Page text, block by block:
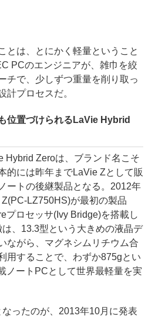
は、とにかく軽量ということ
PCのエンジニアが、雑巾を絞
チで、少しずつ重量を削り取っ
計プロセスだ。
位置づけられるLaVie Hybrid
Zeroは、ブランド名こそ
的には昨年までLaVie Zとして販
ートの後継製品となる。2012年
LZ750HS)が最初の製品
プロセッサ(Ivy Bridge)を搭載し
、13.3型という大きめの液晶デ
ながら、マグネシムリチウム合
用することで、わずか875gとい
ノートPCとして世界最軽量を実
ったのが、2013年10月に発表